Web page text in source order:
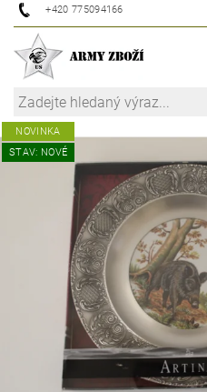
+420 775094166
NOVINKA
STAV: NOVÉ